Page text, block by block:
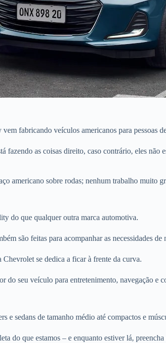
fabricando veículos americanos para pessoas
as coisas direito, caso contrário, eles
americano sobre rodas; nenhum trabalho muito
do que qualquer outra marca automotiva.
são feitas para acompanhar as necessidades de
Chevrolet se dedica a ficar à frente da curva.
seu veículo para entretenimento, navegação e
e sedans de tamanho médio até compactos e
do que estamos – e enquanto estiver lá,